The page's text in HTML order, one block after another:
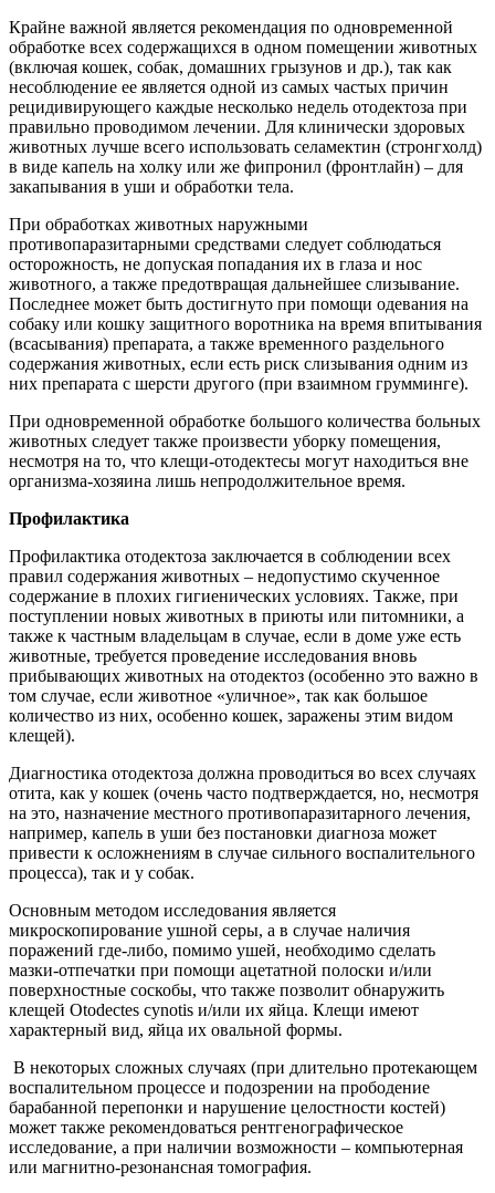
Крайне важной является рекомендация по одновременной
обработке всех содержащихся в одном помещении животных
(включая кошек, собак, домашних грызунов и др.), так как
несоблюдение ее является одной из самых частых причин
рецидивирующего каждые несколько недель отодектоза при
правильно проводимом лечении. Для клинически здоровых
животных лучше всего использовать селамектин (стронгхолд)
в виде капель на холку или же фипронил (фронтлайн) – для
закапывания в уши и обработки тела.
При обработках животных наружными
противопаразитарными средствами следует соблюдаться
осторожность, не допуская попадания их в глаза и нос
животного, а также предотвращая дальнейшее слизывание.
Последнее может быть достигнуто при помощи одевания на
собаку или кошку защитного воротника на время впитывания
(всасывания) препарата, а также временного раздельного
содержания животных, если есть риск слизывания одним из
них препарата с шерсти другого (при взаимном грумминге).
При одновременной обработке большого количества больных
животных следует также произвести уборку помещения,
несмотря на то, что клещи-отодектесы могут находиться вне
организма-хозяина лишь непродолжительное время.
Профилактика
Профилактика отодектоза заключается в соблюдении всех
правил содержания животных – недопустимо скученное
содержание в плохих гигиенических условиях. Также, при
поступлении новых животных в приюты или питомники, а
также к частным владельцам в случае, если в доме уже есть
животные, требуется проведение исследования вновь
прибывающих животных на отодектоз (особенно это важно в
том случае, если животное «уличное», так как большое
количество из них, особенно кошек, заражены этим видом
клещей).
Диагностика отодектоза должна проводиться во всех случаях
отита, как у кошек (очень часто подтверждается, но, несмотря
на это, назначение местного противопаразитарного лечения,
например, капель в уши без постановки диагноза может
привести к осложнениям в случае сильного воспалительного
процесса), так и у собак.
Основным методом исследования является
микроскопирование ушной серы, а в случае наличия
поражений где-либо, помимо ушей, необходимо сделать
мазки-отпечатки при помощи ацетатной полоски и/или
поверхностные соскобы, что также позволит обнаружить
клещей Otodectes cynotis и/или их яйца. Клещи имеют
характерный вид, яйца их овальной формы.
В некоторых сложных случаях (при длительно протекающем
воспалительном процессе и подозрении на прободение
барабанной перепонки и нарушение целостности костей)
может также рекомендоваться рентгенографическое
исследование, а при наличии возможности – компьютерная
или магнитно-резонансная томография.